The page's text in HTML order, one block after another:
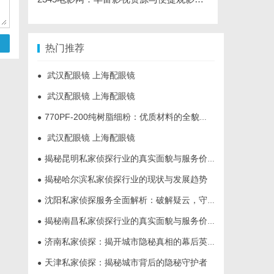
热门推荐
● 武汉配眼镜 上海配眼镜
● 武汉配眼镜 上海配眼镜
● 770PF-200纯树脂细粉：优质材料的全貌与应用
● 武汉配眼镜 上海配眼镜
● 揭秘昆明私家侦探行业的真实面貌与服务价值
● 揭秘哈尔滨私家侦探行业的现状与发展趋势
● 沈阳私家侦探服务全面解析：破解疑云，守护真相的专家助力
● 揭秘南昌私家侦探行业的真实面貌与服务价值详解
● 济南私家侦探：揭开城市隐秘真相的幕后英雄
● 天津私家侦探：揭秘城市背后的隐秘守护者